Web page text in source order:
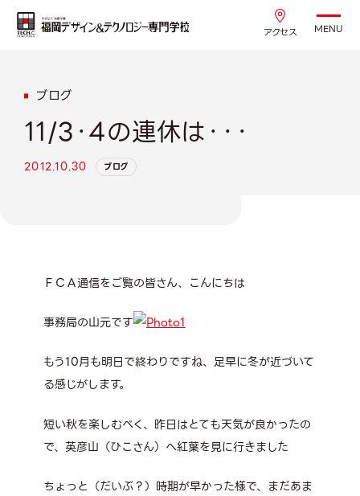
アクセス MENU
ブログ
11/3・4の連休は・・・
2012.10.30 ブログ
ＦＣＡ通信をご覧の皆さん、こんにちは
事務局の山元です
もう10月も明日で終わりですね、足早に冬が近づいて
る感じがします。
短い秋を楽しむべく、昨日はとても天気が良かったの
で、英彦山（ひこさん）へ紅葉を見に行きました
ちょっと（だいぶ？）時期が早かった様で、まだあま